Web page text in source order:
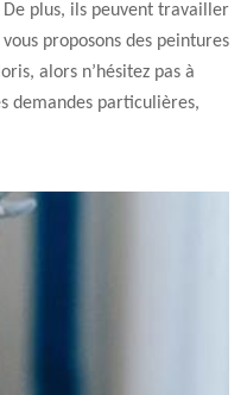
plus, ils peuvent travailler
proposons des peintures
alors n’hésitez pas à
demandes particulières,